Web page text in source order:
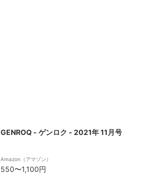
GENROQ - ゲンロク - 2021年 11月号
Amazon（アマゾン）
550〜1,100円